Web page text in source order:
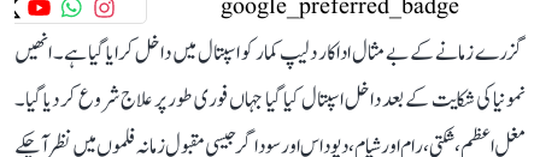
گزرے زمانے کے بے مثال اداکار دلیپ کمار کو اسپتال میں داخل کرایا گیا ہے۔ انھیں
نمونیا کی شکایت کے بعد داخل اسپتال کیا گیا جہاں فوری طور پر علاج شروع کر دیا گیا۔
مغل اعظم، شکتی، رام اور شیام، دیوداس اور سوداگر جیسی مقبول زمانہ فلموں میں نظر آ چکے